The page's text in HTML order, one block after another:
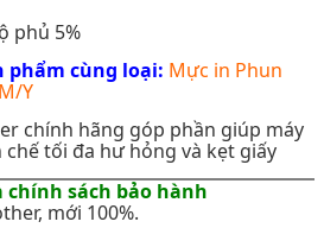
phủ 5%
phẩm cùng loại: Mực in Phun
Y
chính hãng góp phần giúp máy
tối đa hư hỏng và kẹt giấy
chính sách bảo hành
mới 100%.